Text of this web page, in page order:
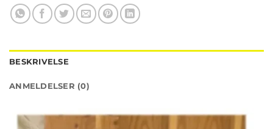
BESKRIVELSE
ANMELDELSER (0)